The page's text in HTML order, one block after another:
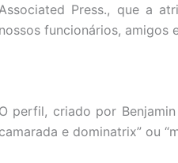
Associated Press., que a
nossos funcionários, amigos
O perfil, criado por
camarada e dominatrix” ou